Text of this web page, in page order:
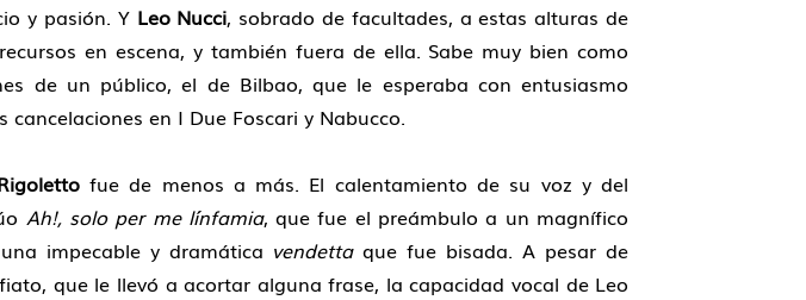
y pasión. Y Leo Nucci, sobrado de facultades, a estas alturas de
en escena, y también fuera de ella. Sabe muy bien como
de un público, el de Bilbao, que le esperaba con entusiasmo
cancelaciones en I Due Foscari y Nabucco.
fue de menos a más. El calentamiento de su voz y del
Ah!, solo per me l´infamia, que fue el preámbulo a un magnífico
impecable y dramática vendettaque fue bisada. A pesar de
que le llevó a acortar alguna frase, la capacidad vocal de Leo